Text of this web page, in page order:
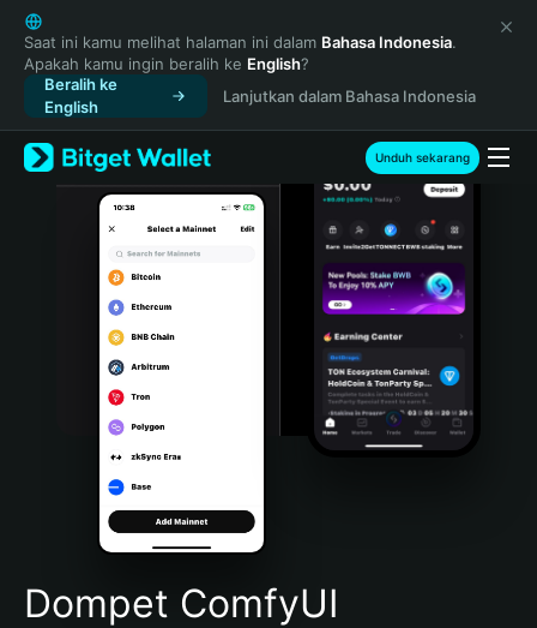
English
日本語
Tiếng Việt
Русский
Español (Latinoamérica)
Türkçe
Italiano
Português (Portugal)
Bahasa Indonesia
Português (Brasil)
Español (Argentina)
Saat ini kamu melihat halaman ini dalam Bahasa Indonesia.
Apakah kamu ingin beralih ke English?
Beralih ke
English
Lanjutkan dalam Bahasa Indonesia
Unduh sekarang
Dompet ComfyUI